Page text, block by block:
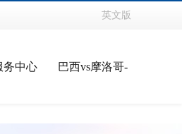
英文版
务中心 巴西vs摩洛哥-